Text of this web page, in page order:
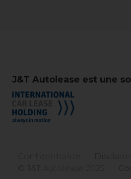
J&T Autolease est une